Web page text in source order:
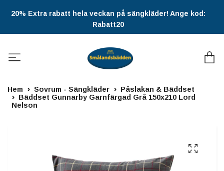
20% Extra rabatt hela veckan på sängkläder! Ange kod:
Rabatt20
Hem Sovrum - Sängkläder
Påslakan & Bäddset
Bäddset Gunnarby Garnfärgad Grå 150x210 Lord
Nelson